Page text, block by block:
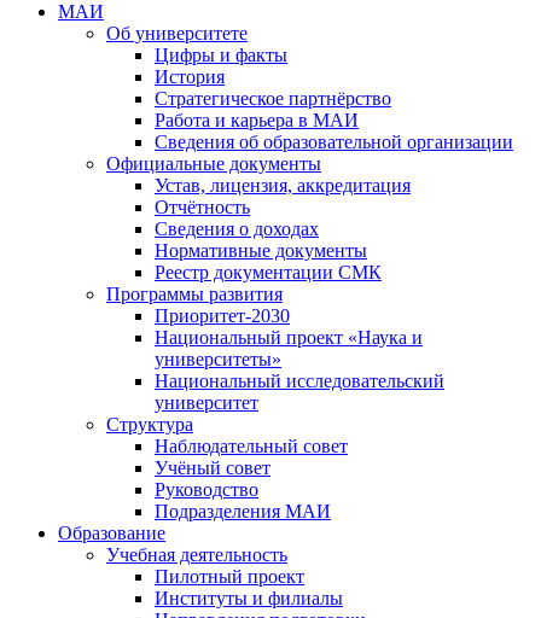
МАИ
Об университете
Цифры и факты
История
Стратегическое партнёрство
Работа и карьера в МАИ
Сведения об образовательной организации
Официальные документы
Устав, лицензия, аккредитация
Отчётность
Сведения о доходах
Нормативные документы
Реестр документации СМК
Программы развития
Приоритет-2030
Национальный проект «Наука и
университеты»
Национальный исследовательский
университет
Структура
Наблюдательный совет
Учёный совет
Руководство
Подразделения МАИ
Образование
Учебная деятельность
Пилотный проект
Институты и филиалы